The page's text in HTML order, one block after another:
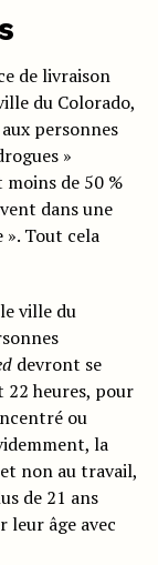
de livraison
du Colorado,
personnes
»
de 50 %
dans une
Tout cela
ville du
devront se
22 heures, pour
ou
la
non au travail,
de 21 ans
leur âge avec